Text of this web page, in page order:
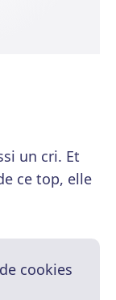
un cri. Et
ce top, elle
cookies